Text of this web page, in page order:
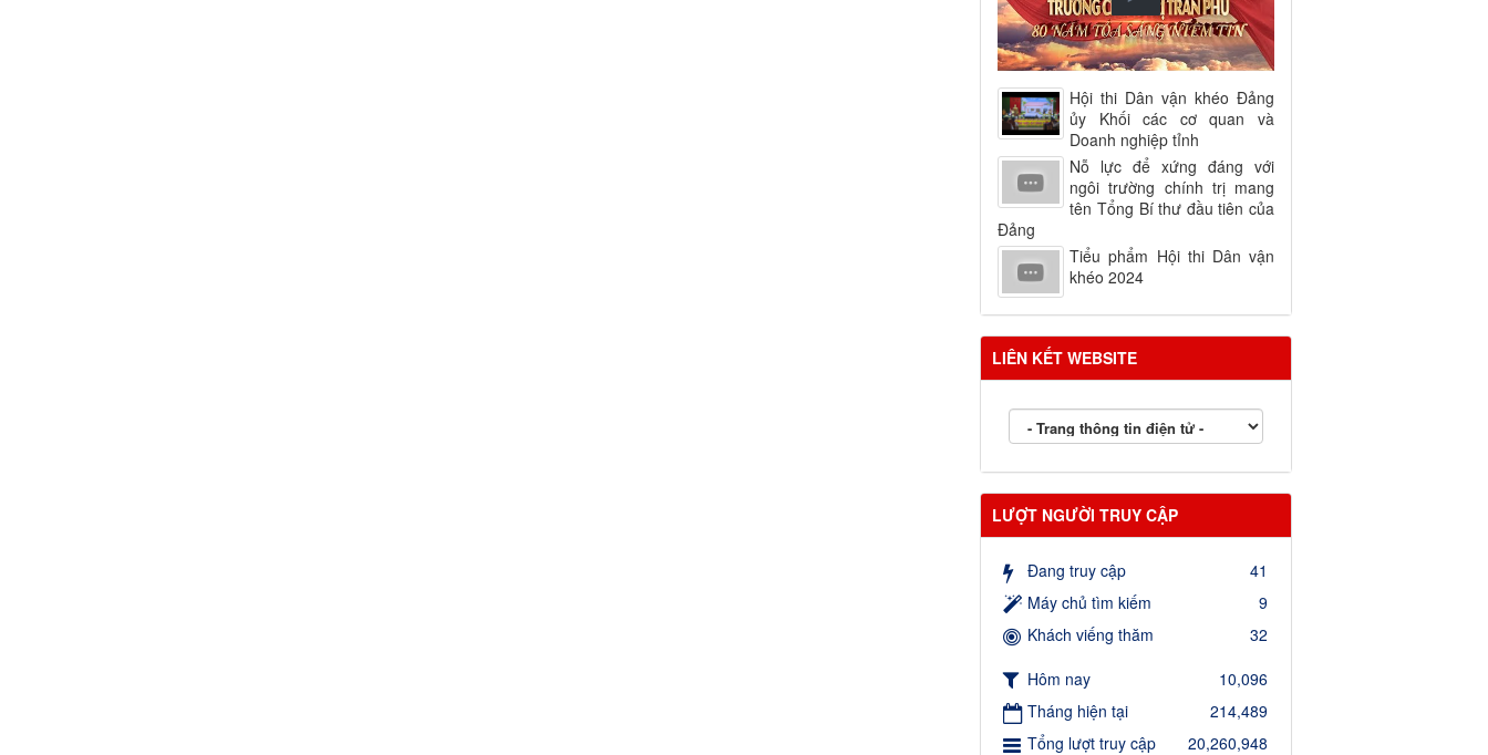
Hội thi Dân vận khéo Đảng
ủy Khối các cơ quan và
Doanh nghiệp tỉnh
Nỗ lực để xứng đáng với
ngôi trường chính trị mang
tên Tổng Bí thư đầu tiên của
Đảng
Tiểu phẩm Hội thi Dân vận
khéo 2024
LIÊN KẾT WEBSITE
LƯỢT NGƯỜI TRUY CẬP
Đang truy cập
41
Máy chủ tìm kiếm
9
Khách viếng thăm
32
Hôm nay
10,096
Tháng hiện tại
214,489
Tổng lượt truy cập
20,260,948